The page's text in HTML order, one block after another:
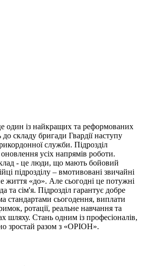
один із найкращих та реформованих
до складу бригади Гвардії наступу
служби. Підрозділ
усіх напрямів роботи.
- це люди, що мають бойовий
підрозділу – вмотивовані звичайні
життя «до». Але сьогодні це потужні
та сім'я. Підрозділ гарантує добре
стандартами сьогодення, виплати
ротації, реальне навчання та
шляху. Стань одним із професіоналів,
зростай разом з «ОРІОН».